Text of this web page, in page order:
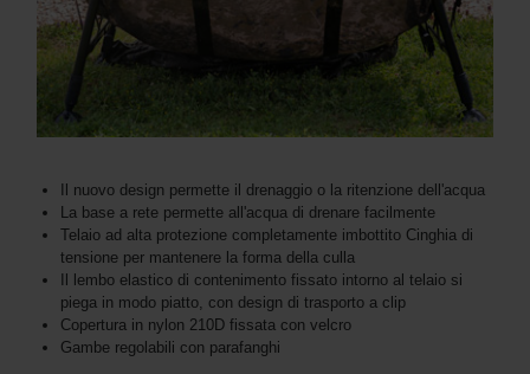
Il nuovo design permette il drenaggio o la ritenzione dell'acqua
La base a rete permette all'acqua di drenare facilmente
Telaio ad alta protezione completamente imbottito Cinghia di
tensione per mantenere la forma della culla
Il lembo elastico di contenimento fissato intorno al telaio si
piega in modo piatto, con design di trasporto a clip
Copertura in nylon 210D fissata con velcro
Gambe regolabili con parafanghi